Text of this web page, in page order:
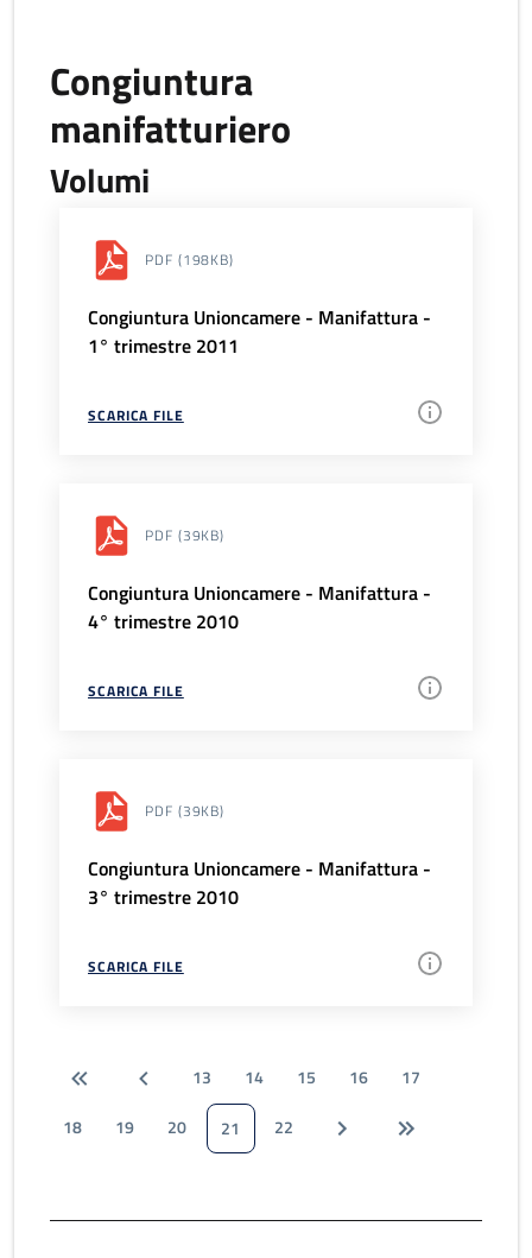
Congiuntura
manifatturiero
Volumi
PDF (198KB)
Congiuntura Unioncamere - Manifattura -
1° trimestre 2011
SCARICA FILE
PDF (39KB)
Congiuntura Unioncamere - Manifattura -
4° trimestre 2010
SCARICA FILE
PDF (39KB)
Congiuntura Unioncamere - Manifattura -
3° trimestre 2010
SCARICA FILE
13 14 15 16
17
18
19 20 21 22